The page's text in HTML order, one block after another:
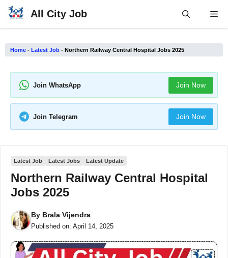
Skip
All City Job
Home - Latest Job - Northern Railway Central Hospital Jobs 2025
Join WhatsApp Join Now
Join Telegram Join Now
Latest Job Latest Jobs Latest Update
Northern Railway Central Hospital
Jobs 2025
By Brala Vijendra
Published on: April 14, 2025